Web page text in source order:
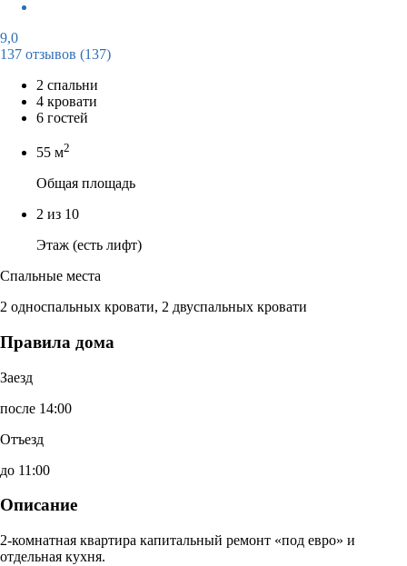
9,0
137 отзывов (137)
2 спальни
4 кровати
6 гостей
55 м2
Общая площадь
2 из 10
Этаж (есть лифт)
Спальные места
2 односпальных кровати, 2 двуспальных кровати
Правила дома
Заезд
после 14:00
Отъезд
до 11:00
Описание
2-комнатная квартира капитальный ремонт «под евро» и
отдельная кухня.